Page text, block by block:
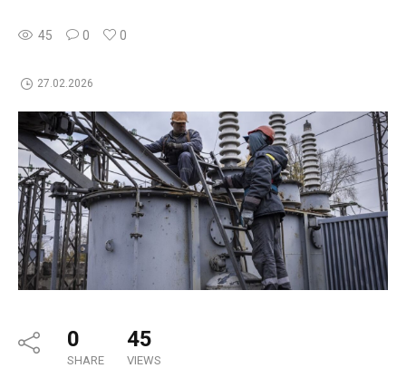
45 0 0
27.02.2026
0
SHARE
45
VIEWS